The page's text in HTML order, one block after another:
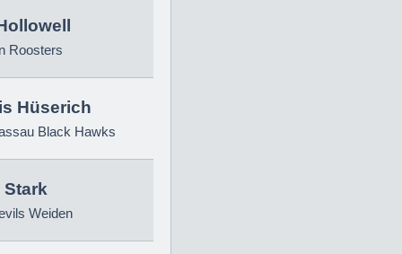
Roosters
Hüserich
Black Hawks
Stark
Weiden